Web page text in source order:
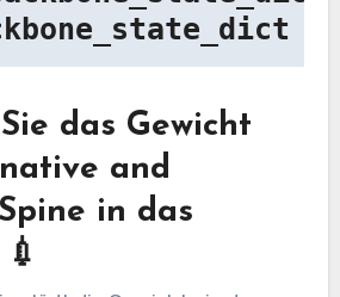
das Gewicht
and
in das